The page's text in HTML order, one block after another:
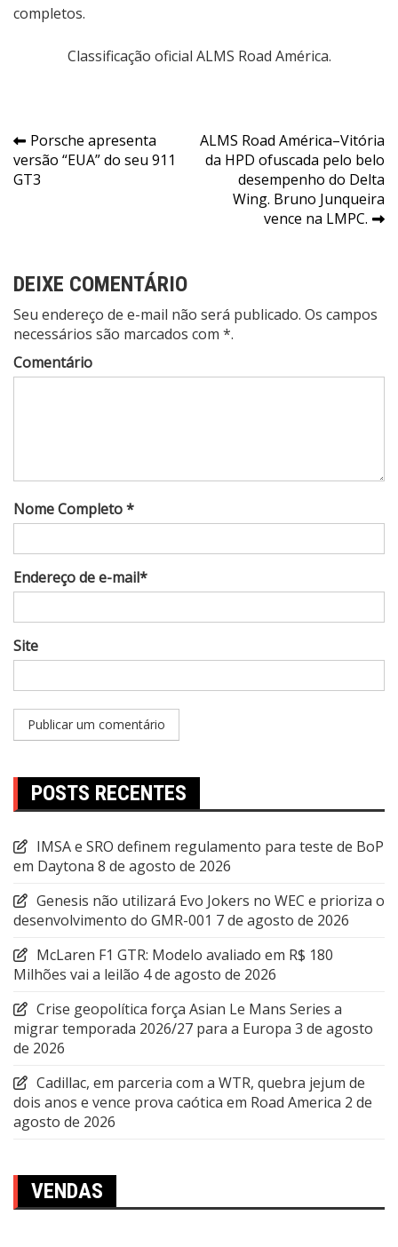
completos.
Classificação oficial ALMS Road América.
Navegação
de
Porsche apresenta
versão “EUA” do seu 911
GT3
ALMS Road América–Vitória
da HPD ofuscada pelo belo
desempenho do Delta
Wing. Bruno Junqueira
vence na LMPC.
DEIXE COMENTÁRIO
Seu endereço de e-mail não será publicado. Os campos
necessários são marcados com *.
Comentário
Nome Completo *
Endereço de e-mail*
Site
POSTS RECENTES
IMSA e SRO definem regulamento para teste de BoP
em Daytona 8 de agosto de 2026
Genesis não utilizará Evo Jokers no WEC e prioriza o
desenvolvimento do GMR-001 7 de agosto de 2026
McLaren F1 GTR: Modelo avaliado em R$ 180
Milhões vai a leilão 4 de agosto de 2026
Crise geopolítica força Asian Le Mans Series a
migrar temporada 2026/27 para a Europa 3 de agosto
de 2026
Cadillac, em parceria com a WTR, quebra jejum de
dois anos e vence prova caótica em Road America 2 de
agosto de 2026
VENDAS